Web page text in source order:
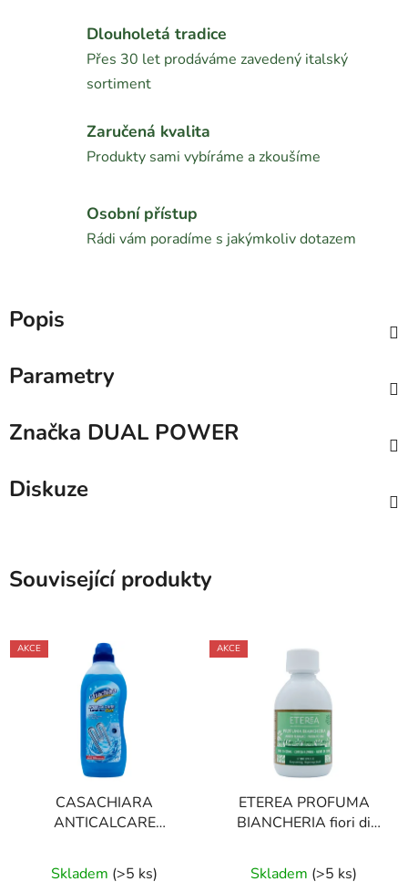
Dlouholetá tradice
Přes 30 let prodáváme zavedený italský
sortiment
Zaručená kvalita
Produkty sami vybíráme a zkoušíme
Osobní přístup
Rádi vám poradíme s jakýmkoliv dotazem
Popis
Parametry
Značka DUAL POWER
Diskuze
Související produkty
AKCE
CASACHIARA
ANTICALCARE
ml odvápňovač pračky
Skladem (>5 ks)
AKCE
ETEREA PROFUMA
BIANCHERIA fiori di
na prádlo
hodnocení
Skladem (>5 ks)